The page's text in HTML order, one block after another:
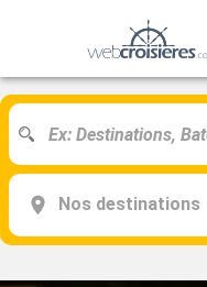
Nos destinations